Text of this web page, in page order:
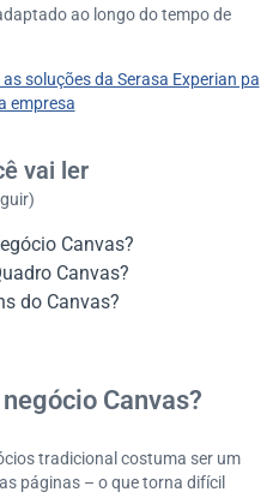
ao longo do tempo de
soluções da Serasa Experian pa
empresa
vai ler
Canvas?
Canvas?
do Canvas?
Canvas?
tradicional costuma ser um
páginas – o que torna difícil